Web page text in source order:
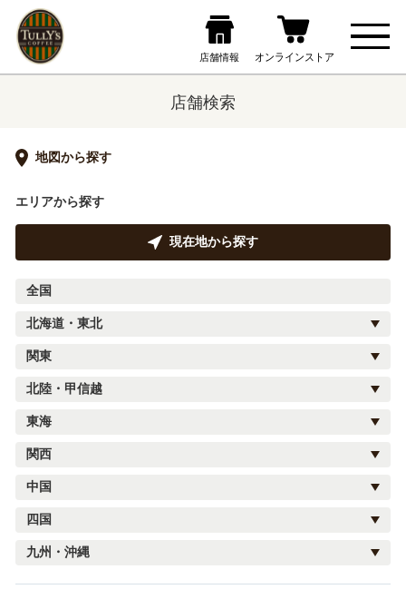
店舗検索
地図から探す
エリアから探す
現在地から探す
全国
北海道・東北
関東
北陸・甲信越
東海
関西
中国
四国
九州・沖縄